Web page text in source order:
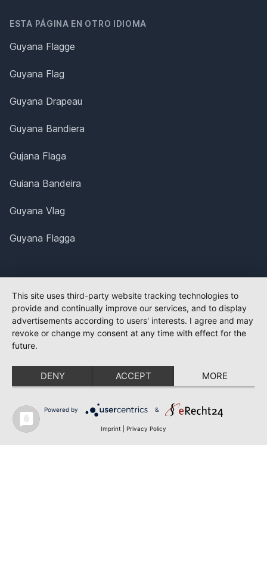
ESTA PÁGINA EN OTRO IDIOMA
Guyana Flagge
Guyana Flag
Guyana Drapeau
Guyana Bandiera
Gujana Flaga
Guiana Bandeira
Guyana Vlag
Guyana Flagga
This site uses third-party website tracking technologies to
provide and continually improve our services, and to display
advertisements according to users' interests. I agree and may
revoke or change my consent at any time with effect for the
future.
DENY ACCEPT MORE
Powered by &
Imprint Privacy Policy